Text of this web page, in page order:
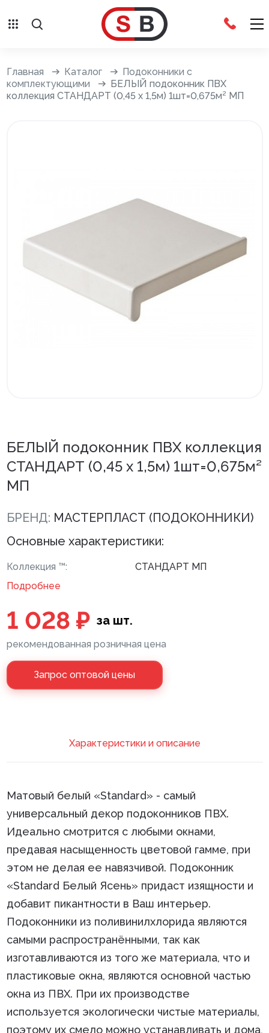
Сайдинг с фурнитурой
Террасная доска
Внутренняя отделка
Напольные покрытия ПВХ
Напольные покрытия ХДФ
Плинтус напольный с фурнитурой
Подложка
Керамическая плитка
Панели МДФ
Главная Каталог
Подоконники с
комплектующими
БЕЛЫЙ подоконник ПВХ
коллекция СТАНДАРТ (0,45 х 1,5м) 1шт=0,675м² МП
БЕЛЫЙ подоконник ПВХ коллекция
СТАНДАРТ (0,45 х 1,5м) 1шт=0,675м²
МП
БРЕНД: МАСТЕРПЛАСТ (ПОДОКОННИКИ)
Основные характеристики:
Коллекция ™:
СТАНДАРТ МП
Подробнее
1 028 ₽ за шт.
рекомендованная розничная цена
Запрос оптовой цены
Xарактеристики и описание
Матовый белый «Standard» - самый
универсальный декор подоконников ПВХ.
Идеально смотрится с любыми окнами,
предавая насыщенность цветовой гамме, при
этом не делая ее навязчивой. Подоконник
«Standard Белый Ясень» придаст изящности и
добавит пикантности в Ваш интерьер.
Подоконники из поливинилхлорида являются
самыми распространёнными, так как
изготавливаются из того же материала, что и
пластиковые окна, являются основной частью
окна из ПВХ. При их производстве
используется экологически чистые материалы,
поэтому их смело можно устанавливать и дома,